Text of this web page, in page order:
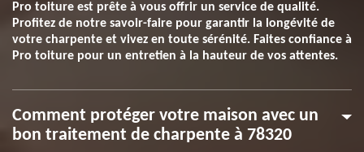
Pro toiture est prête à vous offrir un service de qualité.
Profitez de notre savoir-faire pour garantir la longévité de
votre charpente et vivez en toute sérénité. Faites confiance à
Pro toiture pour un entretien à la hauteur de vos attentes.
Comment protéger votre maison avec un
bon traitement de charpente à 78320